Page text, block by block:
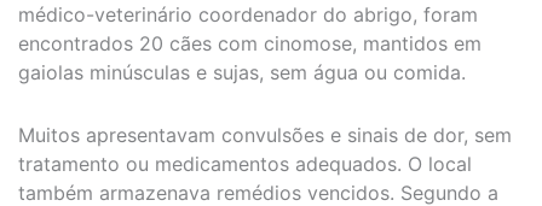
médico-veterinário coordenador do abrigo, foram
encontrados 20 cães com cinomose, mantidos em
gaiolas minúsculas e sujas, sem água ou comida.
Muitos apresentavam convulsões e sinais de dor, sem
tratamento ou medicamentos adequados. O local
também armazenava remédios vencidos. Segundo a